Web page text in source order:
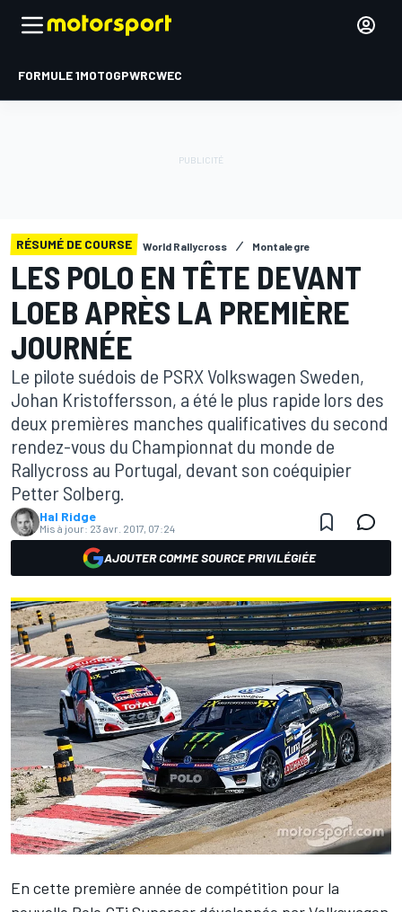
FORMULE 1MOTOGPWRCWEC
RÉSUMÉ DE COURSE World Rallycross Montalegre
LES POLO EN TÊTE DEVANT
LOEB APRÈS LA PREMIÈRE
JOURNÉE
Le pilote suédois de PSRX Volkswagen Sweden,
Johan Kristoffersson, a été le plus rapide lors des
deux premières manches qualificatives du second
rendez-vous du Championnat du monde de
Rallycross au Portugal, devant son coéquipier
Petter Solberg.
Hal Ridge
Mis à jour: 23 avr. 2017, 07:24
AJOUTER COMME SOURCE PRIVILÉGIÉE
En cette première année de compétition pour la